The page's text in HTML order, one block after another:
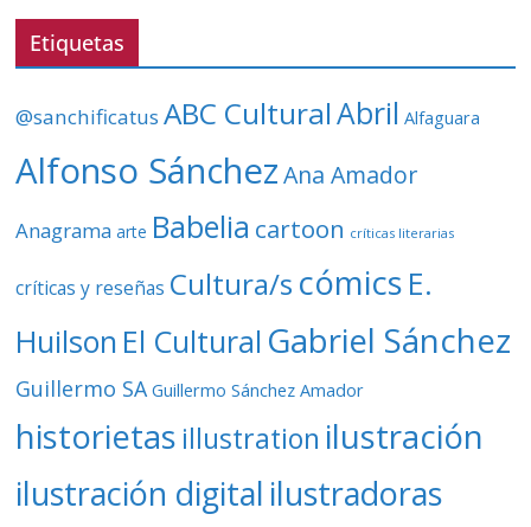
í
e
Etiquetas
@sanchificatus ABC CulturalAbril Alfaguara
Alfonso Sánchez Ana Amador
Anagrama arte Babelia cartoon críticas literarias
críticas y reseñas Cultura/s cómics E.
Huilson El Cultural Gabriel Sánchez
Guillermo SA Guillermo Sánchez Amador
historietas illustration ilustración
ilustración digital ilustradoras